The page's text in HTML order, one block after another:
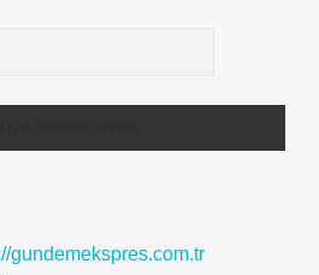
gundemekspres.com.tr